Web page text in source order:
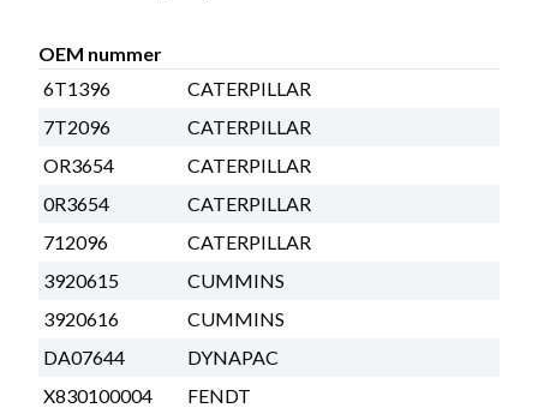
OEM nummer
6T1396
CATERPILLAR
7T2096
CATERPILLAR
OR3654
CATERPILLAR
0R3654
CATERPILLAR
712096
CATERPILLAR
3920615
CUMMINS
3920616
CUMMINS
DA07644
DYNAPAC
X830100004
FENDT